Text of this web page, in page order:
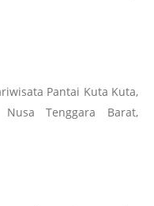
Pantai Kuta Kuta,
Tenggara Barat,